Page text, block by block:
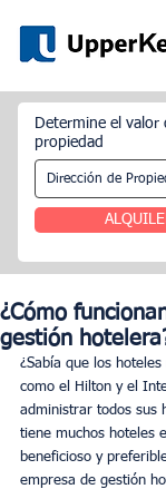
Determine el valor
propiedad
¿Cómo
gestión
¿Sabía que los
como el Hilton y el
administrar todos sus
tiene muchos hoteles
beneficioso y
empresa de gestión